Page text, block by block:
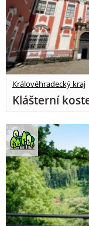
Královéhradecký kraj
Klášterní